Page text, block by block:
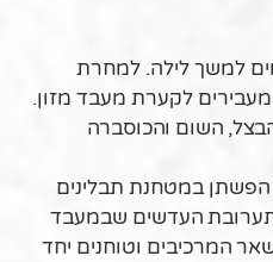
למשך לילה. למחרת
לקערת מעבד מזון.
השום והכוסברה
הפשתן במטחנת תבלינים
העדשים שבמעבד
המרכיבים וטוחנים יחד